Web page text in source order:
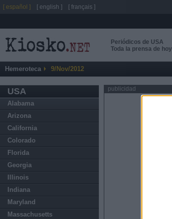
Periódicos de USA
Toda la prensa de hoy
Hemeroteca 9/Nov/2012
USA
Alabama
Arizona
California
Colorado
Florida
Georgia
Illinois
Indiana
Maryland
Massachusetts
publicidad
[ español ] [ english ] [ français ]